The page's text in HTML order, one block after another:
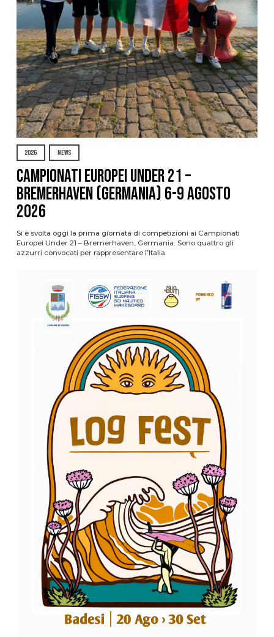
2026 NEWS
Campionati Europei Under 21 –
Bremerhaven (Germania) 6-9 agosto
2026
Si è svolta oggi la prima giornata di competizioni ai Campionati
Europei Under 21 – Bremerhaven, Germania. Sono quattro gli
azzurri convocati per rappresentare l’Italia